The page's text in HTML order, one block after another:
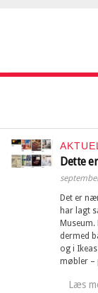
Dette
Det er
har lagt
dermed
og i
møbler –
Læs